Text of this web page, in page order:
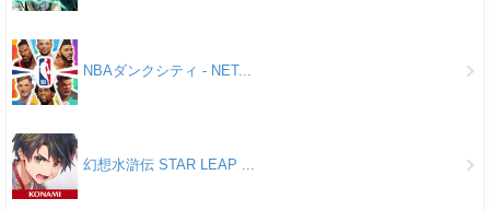
NBAダンクシティ - NET...
幻想水滸伝 STAR LEAP ...